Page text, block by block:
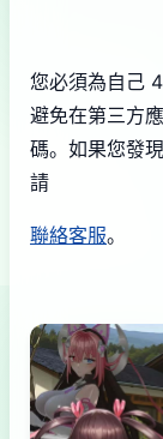
您必須為自己
避免在第三方
碼。如果您發
請
聯絡客服。